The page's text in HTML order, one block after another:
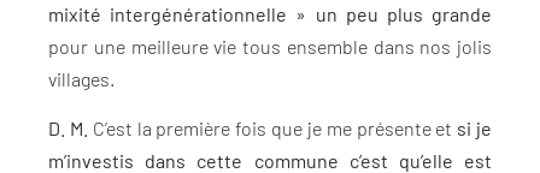
mixité intergénérationnelle » un peu plus grande
pour une meilleure vie tous ensemble dans nos jolis
villages. ​
D. M. C’est la première fois que je me présente et si je
m’investis dans cette commune c’est qu’elle est